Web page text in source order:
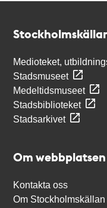
Medioteket,
Stadsmuseet
Medeltidsmuseet
Stadsbiblioteket
Stadsarkivet
Om webbplatsen
Kontakta oss
Om Stockholmskällan